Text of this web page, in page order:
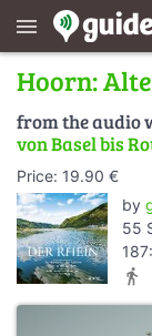
menu
Hoorn:
from the audio
von Basel bis
Price: 19.90 €
by
55
directions_walk